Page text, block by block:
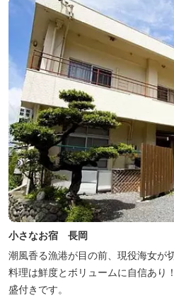
小さなお宿 長岡
潮風香る漁港が目の前、現役海女が
料理は鮮度とボリュームに自信あり
盛付きです。